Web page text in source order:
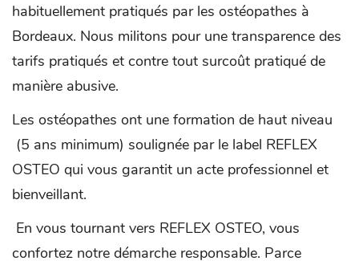
habituellement pratiqués par les ostéopathes à
Bordeaux. Nous militons pour une transparence des
tarifs pratiqués et contre tout surcoût pratiqué de
manière abusive.
Les ostéopathes ont une formation de haut niveau
(5 ans minimum) soulignée par le label REFLEX
OSTEO qui vous garantit un acte professionnel et
bienveillant.
En vous tournant vers REFLEX OSTEO, vous
confortez notre démarche responsable. Parce